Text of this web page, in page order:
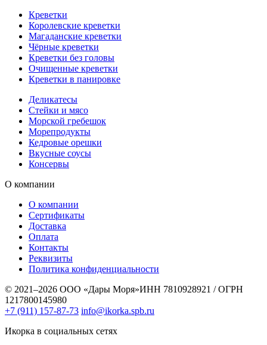
Креветки
Королевские креветки
Магаданские креветки
Чёрные креветки
Креветки без головы
Очищенные креветки
Креветки в панировке
Деликатесы
Стейки и мясо
Морской гребешок
Морепродукты
Кедровые орешки
Вкусные соусы
Консервы
О компании
О компании
Сертификаты
Доставка
Оплата
Контакты
Реквизиты
Политика конфиденциальности
© 2021–2026 ООО «Дары Моря»ИНН 7810928921 / ОГРН
1217800145980
+7 (911) 157-87-73 info@ikorka.spb.ru
Икорка в социальных сетях